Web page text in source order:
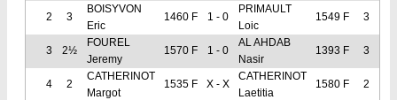
2 3
BOISYVON
Eric
1460 F 1 - 0
PRIMAULT
Loic
1549 F 3
3 2½
FOUREL
Jeremy
1570 F 1 - 0
AL AHDAB
Nasir
1393 F 3
4 2
CATHERINOT
Margot
1535 F X - X
CATHERINOT
Laetitia
1580 F 2